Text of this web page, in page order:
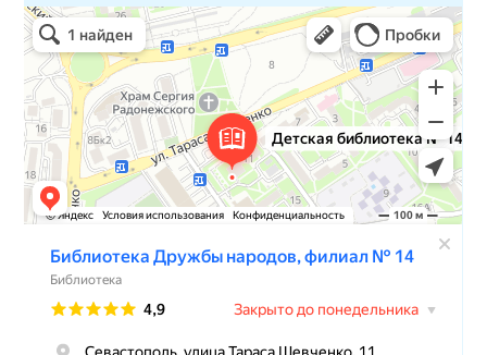
Детская библиотека № 14 Дружбы народов
Библиотека в Севастополе